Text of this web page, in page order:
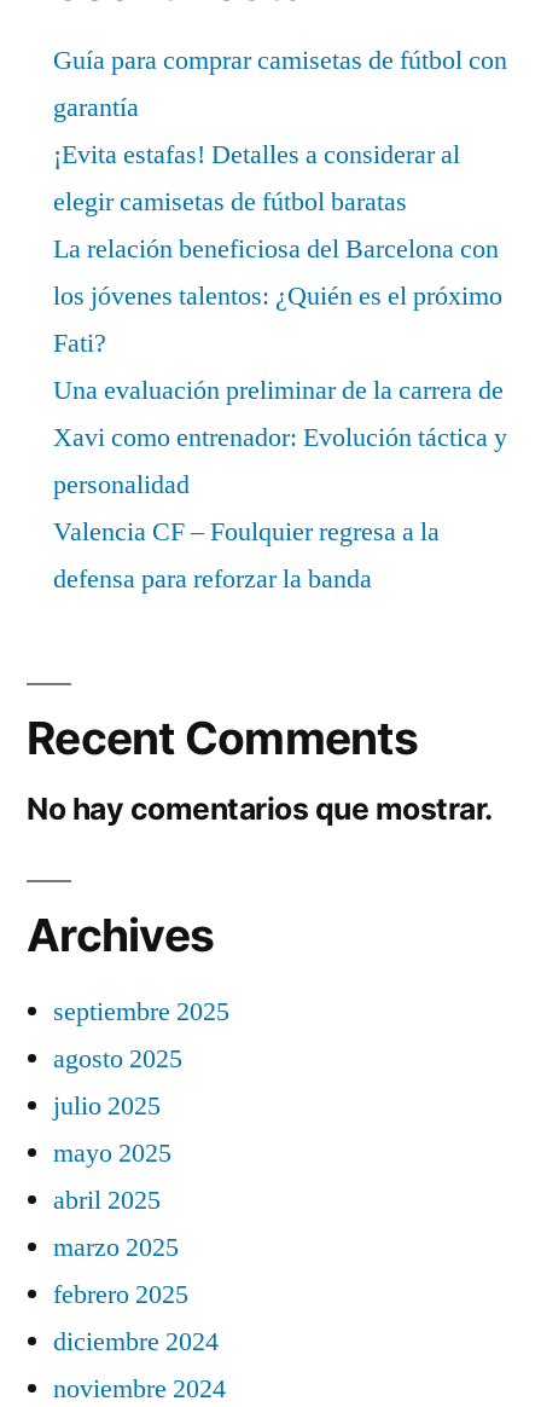
Guía para comprar camisetas de fútbol con
garantía
¡Evita estafas! Detalles a considerar al
elegir camisetas de fútbol baratas
La relación beneficiosa del Barcelona con
los jóvenes talentos: ¿Quién es el próximo
Fati?
Una evaluación preliminar de la carrera de
Xavi como entrenador: Evolución táctica y
personalidad
Valencia CF – Foulquier regresa a la
defensa para reforzar la banda
Recent Comments
No hay comentarios que mostrar.
Archives
septiembre 2025
agosto 2025
julio 2025
mayo 2025
abril 2025
marzo 2025
febrero 2025
diciembre 2024
noviembre 2024